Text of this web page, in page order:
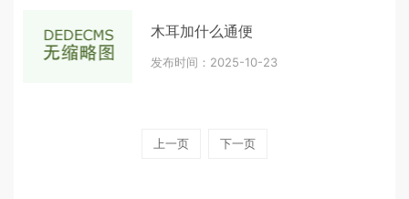
木耳加什么通便
发布时间：2025-10-23
上一页 下一页